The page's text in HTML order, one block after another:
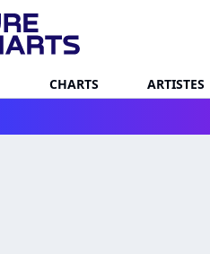
CHARTS ARTISTES